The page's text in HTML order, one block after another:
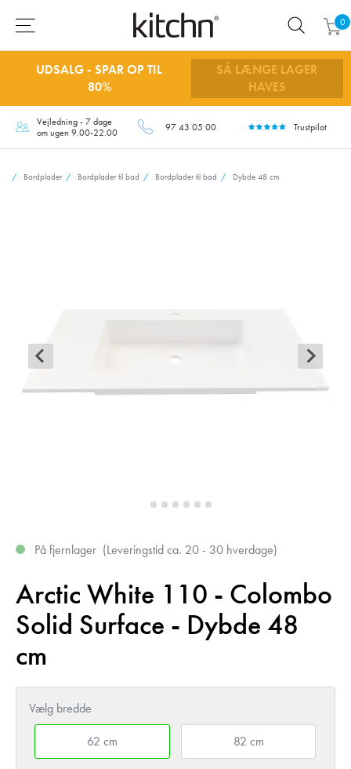
0
UDSALG - SPAR OP TIL
80%
SÅ LÆNGE LAGER
HAVES
Vejledning - 7 dage
om ugen 9.00-22.00
97 43 05 00 Trustpilot
Bordplader Bordplader til bad Bordplader til bad Dybde 48 cm
På fjernlager (Leveringstid ca. 20 - 30 hverdage)
Arctic White 110 - Colombo
Solid Surface - Dybde 48
cm
Vælg bredde
62 cm 82 cm